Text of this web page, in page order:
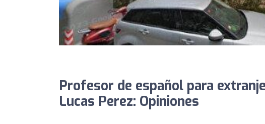
Profesor de español para
Lucas Perez: Opiniones